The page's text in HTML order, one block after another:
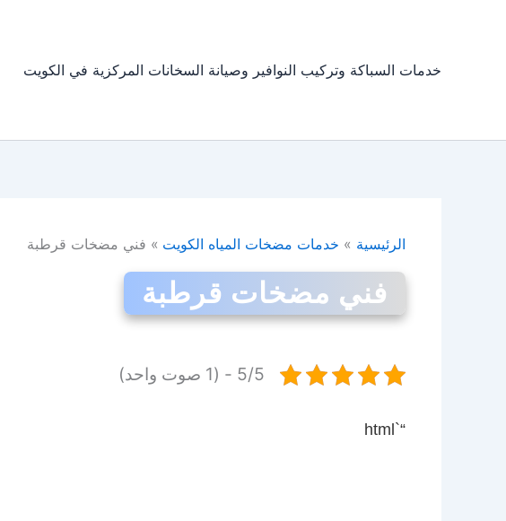
خدمات السباكة وتركيب النوافير وصيانة السخانات المركزية في الكويت
الرئيسية خدمات مضخات المياه الكويت فني مضخات قرطبة
فني مضخات قرطبة
5/5 - (1 صوت واحد)
“`html